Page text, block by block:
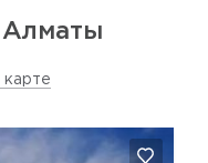
Алматы
карте